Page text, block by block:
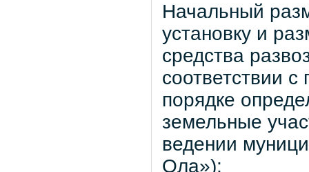
Начальный
установку и
средства
соответствии
порядке
земельные
ведении
Ола»);